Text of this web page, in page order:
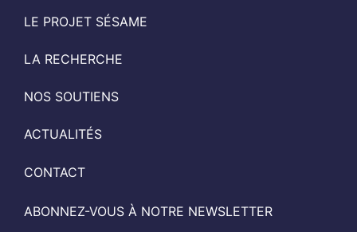
LE PROJET SÉSAME
LA RECHERCHE
NOS SOUTIENS
ACTUALITÉS
CONTACT
ABONNEZ-VOUS À NOTRE NEWSLETTER